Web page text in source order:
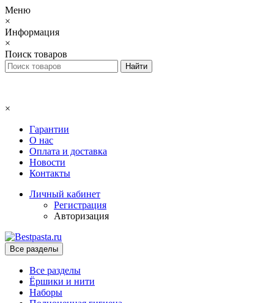
Меню
×
Информация
×
Поиск товаров
×
Гарантии
О нас
Оплата и доставка
Новости
Контакты
Личный кабинет
Регистрация
Авторизация
Все разделы
Все разделы
Ёршики и нити
Наборы